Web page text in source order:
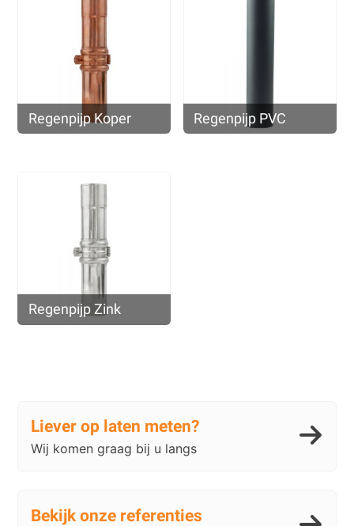
Regenpijp Koper Regenpijp PVC
Regenpijp Zink
Liever op laten meten?
Wij komen graag bij u langs
Bekijk onze referenties